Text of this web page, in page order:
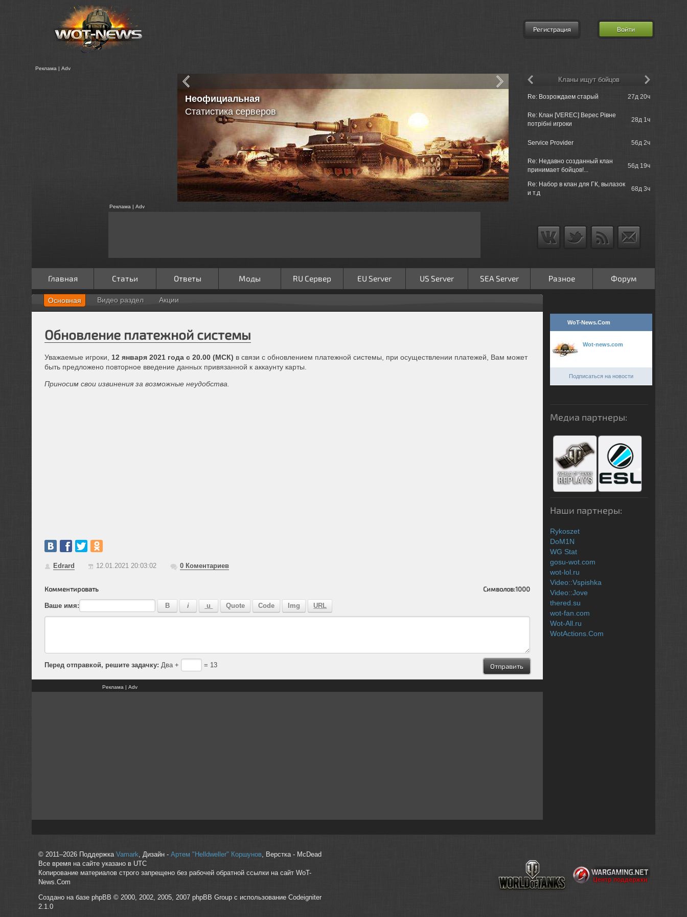
Регистрация Войти
Реклама | Adv
Неофициальная
Статистика серверов
Re: Возрождаем старый 27д 20ч
Re: Клан [VEREC] Верес Рівне
потрібні игроки
28д 1ч
Service Provider 56д 2ч
Re: Недавно созданный клан
принимает бойцов!...
56д 19ч
Re: Набор в клан для ГК, вылазок
и т.д
68д 3ч
Кланы ищут бойцов
Реклама | Adv
Главная Статьи Ответы Моды RU Сервер EU Server US Server SEA Server Разное Форум
Основная Видео раздел Акции
Обновление платежной системы
Уважаемые игроки, 12 января 2021 года с 20.00 (МСК) в связи с обновлением платежной системы, при осуществлении платежей, Вам может
быть предложено повторное введение данных привязанной к аккаунту карты.
Приносим свои извинения за возможные неудобства.
Edrard 12.01.2021 20:03:02 0Коментариев
Комментировать Символов:1000
Ваше имя:
Перед отправкой, решите задачку: Два + = 13
Реклама | Adv
WoT-News.Com
Wot-news.com
Подписаться на новости
Медиа партнеры:
Наши партнеры:
Rykoszet
DoM1N
WG Stat
gosu-wot.com
wot-lol.ru
Video::Vspishka
Video::Jove
thered.su
wot-fan.com
Wot-All.ru
WotActions.Com
© 2011–2026 Поддержка Vamark , Дизайн - Артем "Helldweller" Коршунов, Верстка - McDead
Все время на сайте указано в UTC
Копирование материалов строго запрещено без рабочей обратной ссылки на сайт WoT-
News.Com
Создано на базе phpBB © 2000, 2002, 2005, 2007 phpBB Group с использование Codeigniter
2.1.0